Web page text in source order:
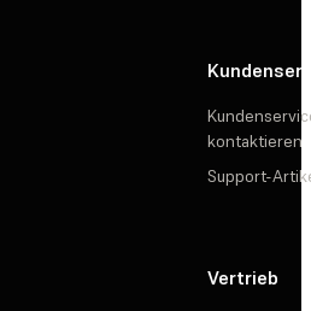
kontaktieren
Support-
Vertrieb